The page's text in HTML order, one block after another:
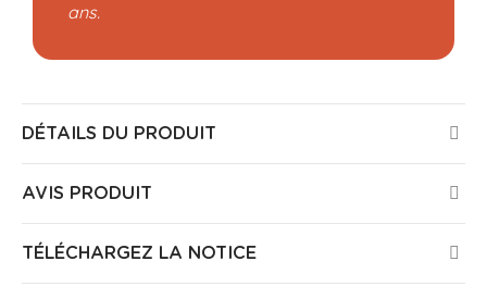
ans.
DÉTAILS DU PRODUIT
AVIS PRODUIT
TÉLÉCHARGEZ LA NOTICE